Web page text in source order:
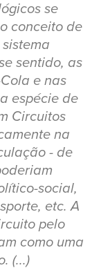
se
conceito de
sentido, as
e nas
espécie de
Circuitos
na
- de
social,
etc. A
pelo
como uma
(...)